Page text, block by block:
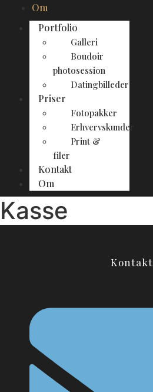
Om
Portfolio
Galleri
Boudoir
photosession
Datingbilleder
Priser
Fotopakker
Erhvervskunder
Print &
filer
Kontakt
Om
Kasse
Kontakt